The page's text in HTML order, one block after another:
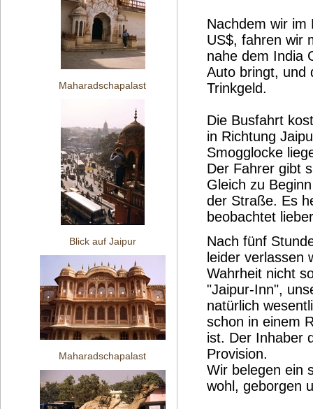
Maharadschapalast
Blick auf Jaipur
Maharadschapalast
Nachdem wir im
US$, fahren wir
nahe dem India
Auto bringt, und
Trinkgeld.
Die Busfahrt
in Richtung
Smogglocke
Der Fahrer gibt
Gleich zu
der Straße. Es
beobachtet
Nach fünf
leider verlassen
Wahrheit nicht
"Jaipur-Inn",
natürlich
schon in einem
ist. Der Inhaber
Provision.
Wir belegen ein
wohl, geborgen